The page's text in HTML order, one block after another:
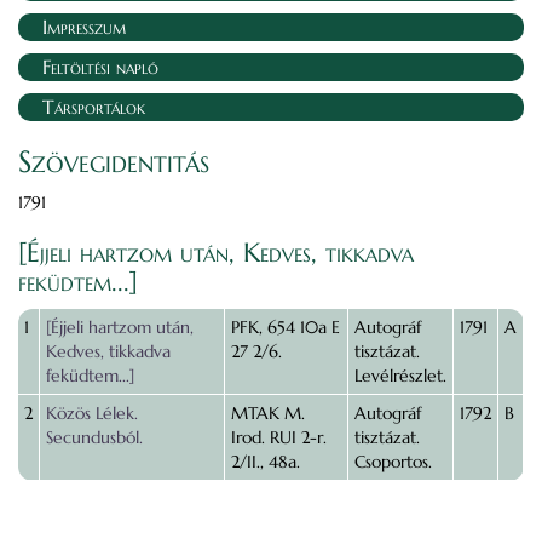
Impresszum
Feltöltési napló
Társportálok
Szövegidentitás
1791
[Éjjeli hartzom után, Kedves, tikkadva
feküdtem...]
1
[Éjjeli hartzom után,
Kedves, tikkadva
feküdtem...]
PFK, 654 10a E
27 2/6.
Autográf
tisztázat.
Levélrészlet.
1791 A
2
Közös Lélek.
Secundusból.
MTAK M.
Irod. RUI 2-r.
2/II., 48a.
Autográf
tisztázat.
Csoportos.
1792 B